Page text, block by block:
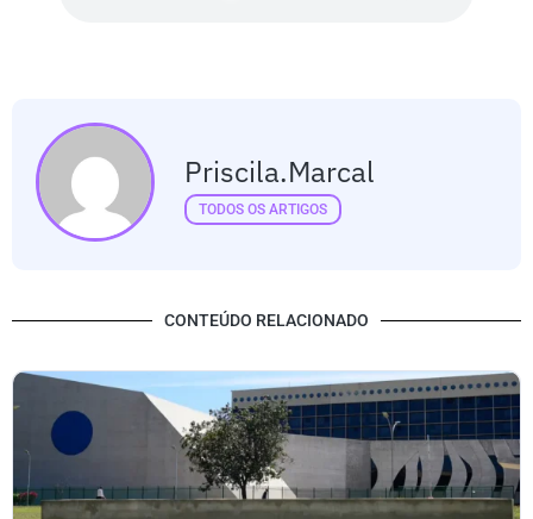
Priscila.marcal
TODOS OS ARTIGOS
CONTEÚDO RELACIONADO